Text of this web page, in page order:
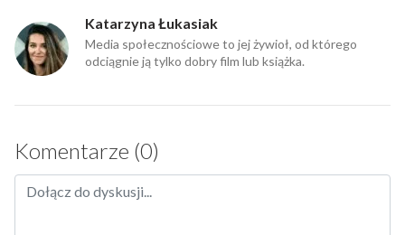
Katarzyna Łukasiak
Media społecznościowe to jej żywioł, od którego
odciągnie ją tylko dobry film lub książka.
Komentarze (0)